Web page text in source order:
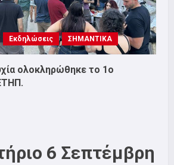
Εκδηλώσεις ΣΗΜΑΝΤΙΚΑ
ολοκληρώθηκε το 1ο
6 Σεπτέμβρη